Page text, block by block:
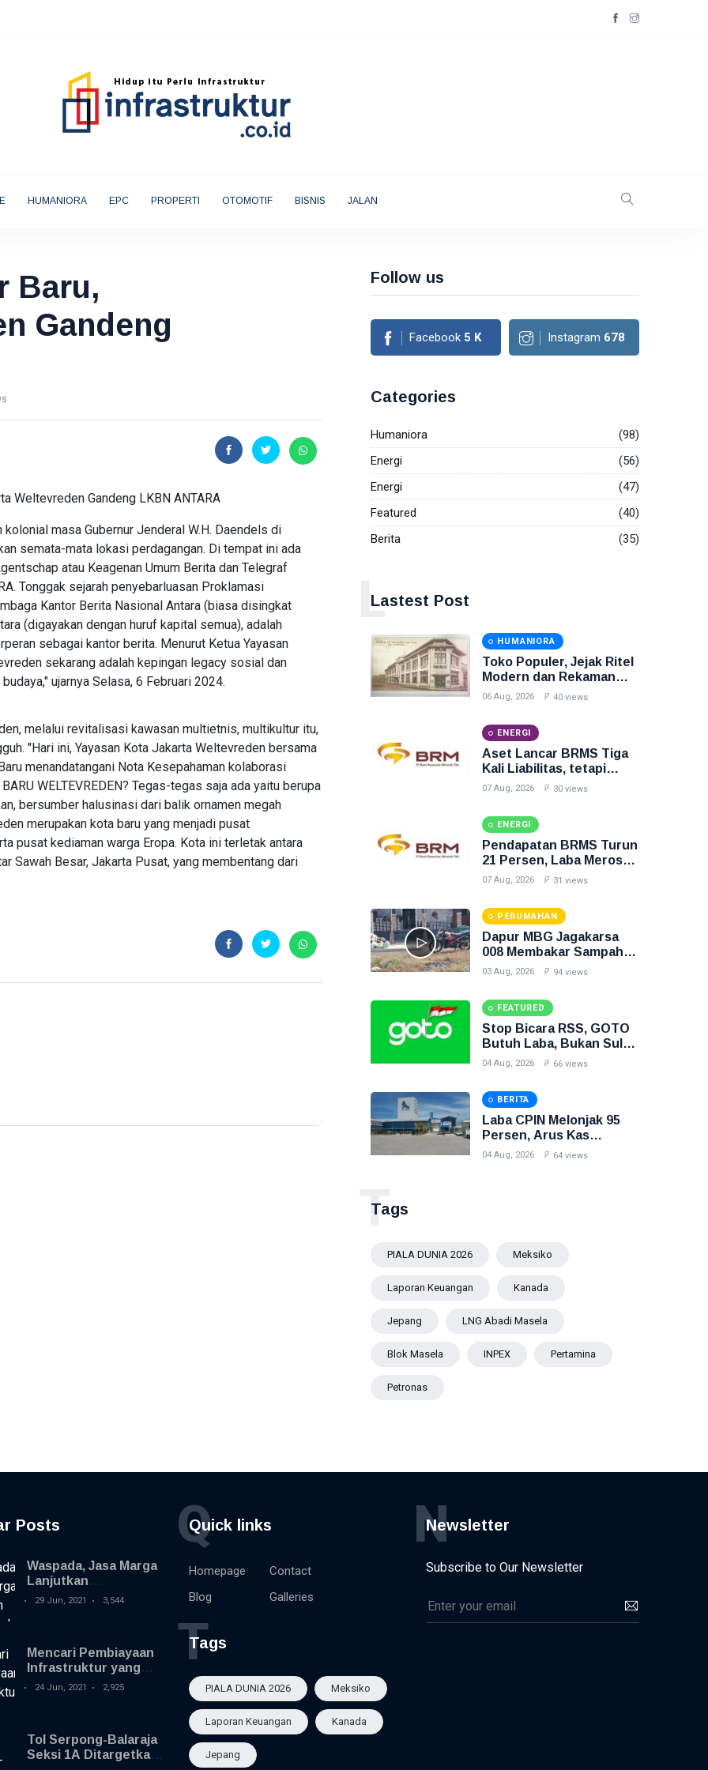
HUMANIORA EPC PROPERTI OTOMOTIF BISNIS JALAN
Baru,
Gandeng
kolonial masa Gubernur Jenderal W.H. Daendels di
semata-mata lokasi perdagangan. Di tempat ini ada
atau Keagenan Umum Berita dan Telegraf
Tonggak sejarah penyebarluasan Proklamasi
Kantor Berita Nasional Antara (biasa disingkat
(digayakan dengan huruf kapital semua), adalah
sebagai kantor berita. Menurut Ketua Yayasan
sekarang adalah kepingan legacy sosial dan
ujarnya Selasa, 6 Februari 2024.
melalui revitalisasi kawasan multietnis, multikultur itu,
"Hari ini, Yayasan Kota Jakarta Weltevreden bersama
menandatangani Nota Kesepahaman kolaborasi
WELTEVREDEN? Tegas-tegas saja ada yaitu berupa
bersumber halusinasi dari balik ornamen megah
merupakan kota baru yang menjadi pusat
pusat kediaman warga Eropa. Kota ini terletak antara
Sawah Besar, Jakarta Pusat, yang membentang dari
Follow us
Facebook 5 K Instagram 678
Categories
Humaniora
(98)
Energi
(56)
Energi
(47)
Featured
(40)
Berita
(35)
Lastest Post
L
HUMANIORA
Toko Populer, Jejak Ritel
Modern dan Rekaman
Perdana Indonesia Raya
06 Aug, 2026 40 views
ENERGI
Aset Lancar BRMS Tiga
Kali Liabilitas, tetapi
Separuhnya Berupa
07 Aug, 2026 30 views
ENERGI
Pendapatan BRMS Turun
21 Persen, Laba Merosot
40 Persen dan Arus Kas
07 Aug, 2026 31 views
PERUMAHAN
Dapur MBG Jagakarsa
008 Membakar Sampah di
Halaman, Inilah
03 Aug, 2026 94 views
FEATURED
Stop Bicara RSS, GOTO
Butuh Laba, Bukan Sulap
Angka
04 Aug, 2026 66 views
BERITA
Laba CPIN Melonjak 95
Persen, Arus Kas
Operasi Malah Turun 19
04 Aug, 2026 64 views
Tags
T
PIALA DUNIA 2026 Meksiko
Laporan Keuangan Kanada
Jepang LNG Abadi Masela
Blok Masela INPEX Pertamina
Petronas
Posts
Waspada, Jasa Marga
Lanjutkan
Rekonstruksi
29 Jun, 2021 3,544
Mencari Pembiayaan
Infrastruktur yang
Inovatif
24 Jun, 2021 2,925
Tol Serpong-Balaraja
Seksi 1A Ditargetkan
Quick links
Q
Homepage
Blog
Contact
Galleries
Tags
T
PIALA DUNIA 2026 Meksiko
Laporan Keuangan Kanada
Jepang
Newsletter
N
Subscribe to Our Newsletter